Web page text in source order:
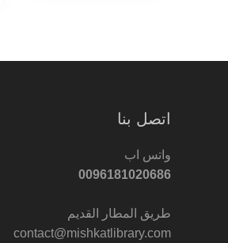
اتصل بنا
واتس اب
0096181020686
طريق المطار القديم
contact@mishkatlibrary.com